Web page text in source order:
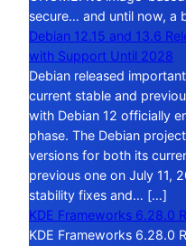
secure… and until now, a
Debian 12.15 and 13.6
with Support Until 2028
Debian released
current stable and
with Debian 12 officially
phase. The Debian
versions for both its
previous one on July 11,
stability fixes and… […]
KDE Frameworks 6.28.0
KDE Frameworks 6.28.0